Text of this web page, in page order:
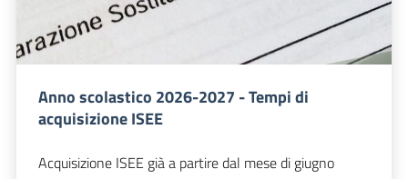
Anno scolastico 2026-2027 - Tempi di
acquisizione ISEE
Acquisizione ISEE già a partire dal mese di giugno